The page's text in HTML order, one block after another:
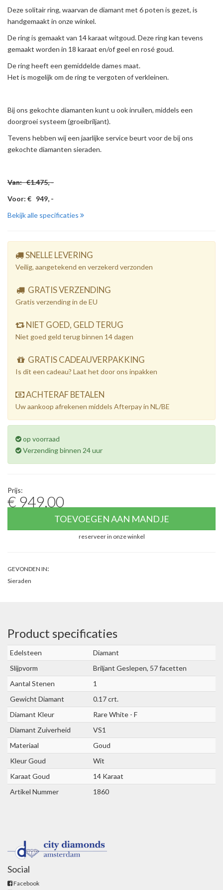
Deze solitair ring, waarvan de diamant met 6 poten is gezet, is
handgemaakt in onze winkel.
De ring is gemaakt van 14 karaat witgoud. Deze ring kan tevens
gemaakt worden in 18 karaat en/of geel en rosé goud.
De ring heeft een gemiddelde dames maat.
Het is mogelijk om de ring te vergoten of verkleinen.
Bij ons gekochte diamanten kunt u ook inruilen, middels een
doorgroei systeem (groeibriljant).
Tevens hebben wij een jaarlijke service beurt voor de bij ons
gekochte diamanten sieraden.
Van: €1.475, -
Voor: € 949, -
Bekijk alle specificaties
SNELLE LEVERING
Veilig, aangetekend en verzekerd verzonden
GRATIS VERZENDING
Gratis verzending in de EU
NIET GOED, GELD TERUG
Niet goed geld terug binnen 14 dagen
GRATIS CADEAUVERPAKKING
Is dit een cadeau? Laat het door ons inpakken
ACHTERAF BETALEN
Uw aankoop afrekenen middels Afterpay in NL/BE
op voorraad
Verzending binnen 24 uur
Prijs:
€ 949,00
TOEVOEGEN AAN MANDJE
reserveer in onze winkel
GEVONDEN IN:
Sieraden
Product specificaties
Edelsteen
Diamant
Slijpvorm
Briljant Geslepen, 57 facetten
Aantal Stenen
1
Gewicht Diamant
0.17 crt.
Diamant Kleur
Rare White - F
Diamant Zuiverheid
VS1
Materiaal
Goud
Kleur Goud
Wit
Karaat Goud
14 Karaat
Artikel Nummer
1860
Social
Facebook